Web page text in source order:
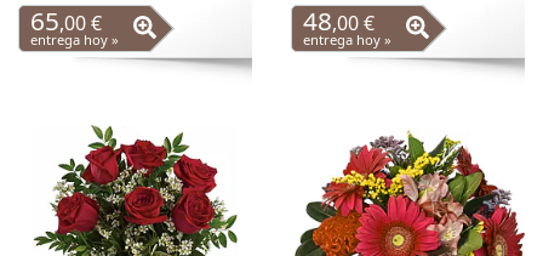
65,00 €
entrega hoy »
48,00 €
entrega hoy »